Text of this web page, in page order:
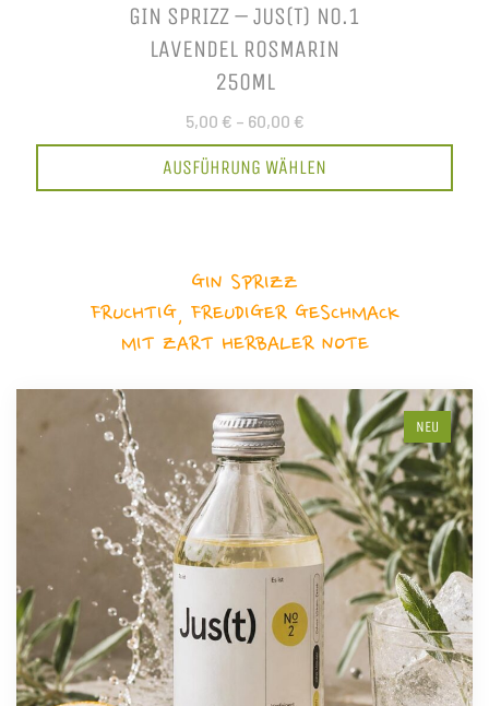
GIN SPRIZZ – JUS(T) NO.1
LAVENDEL ROSMARIN
250ML
5,00 € – 60,00 €
AUSFÜHRUNG WÄHLEN
GIN SPRIZZ
FRUCHTIG, FREUDIGER GESCHMACK
MIT ZART HERBALER NOTE
NEU